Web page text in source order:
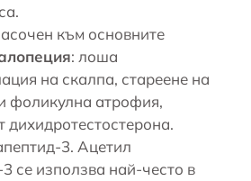
към основните
: лоша
на скалпа, стареене на
фоликулна атрофия,
дихидротестостерона.
3. Ацетил
се използва най-често в